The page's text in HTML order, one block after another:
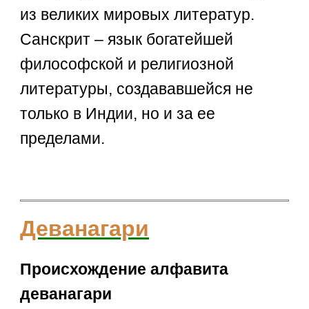
из великих мировых литератур.
Санскрит – язык богатейшей
философской и религиозной
литературы, создававшейся не
только в Индии, но и за ее
пределами.
Деванагари
Происхождение алфавита
деванагари